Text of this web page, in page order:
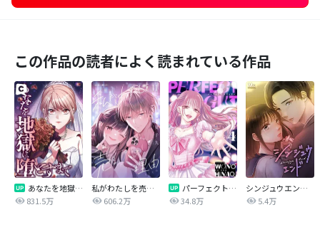
この作品の読者によく読まれている作品
あなたを地獄に堕とすまで
831.5万
私がわたしを売る理由
606.2万
パーフェクトグリッター
34.8万
シンジュウエンド【タテヨミ】
5.4万